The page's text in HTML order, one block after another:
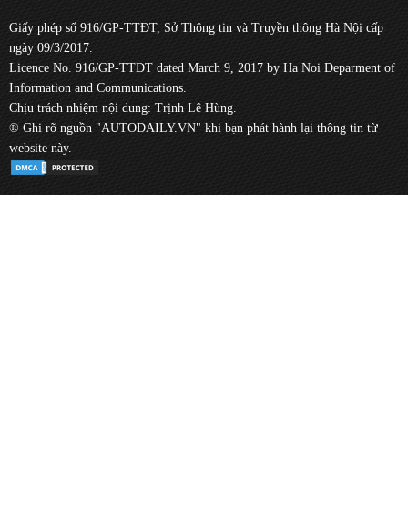
Giấy phép số 916/GP-TTĐT, Sở Thông tin và Truyền thông Hà Nội cấp
ngày 09/3/2017.
Licence No. 916/GP-TTĐT dated March 9, 2017 by Ha Noi Deparment of
Information and Communications.
Chịu trách nhiệm nội dung: Trịnh Lê Hùng.
® Ghi rõ nguồn "AUTODAILY.VN" khi bạn phát hành lại thông tin từ
website này.